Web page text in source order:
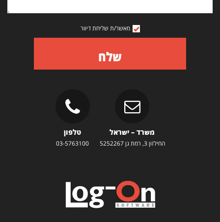
מאשר/ת שליחת דיוור
שלח
משרד – ישראל
החילזון 3, רמת גן 5252267
טלפון
03-5763100